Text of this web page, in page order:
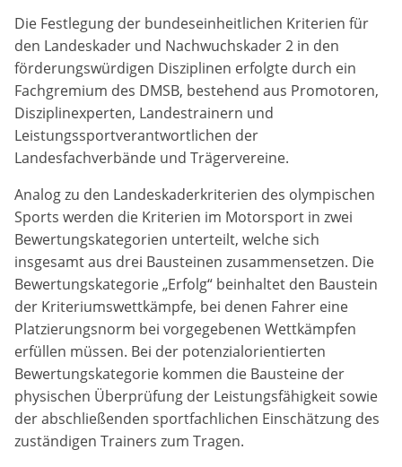
Die Festlegung der bundeseinheitlichen Kriterien für
den Landeskader und Nachwuchskader 2 in den
förderungswürdigen Disziplinen erfolgte durch ein
Fachgremium des DMSB, bestehend aus Promotoren,
Disziplinexperten, Landestrainern und
Leistungssportverantwortlichen der
Landesfachverbände und Trägervereine.
Analog zu den Landeskaderkriterien des olympischen
Sports werden die Kriterien im Motorsport in zwei
Bewertungskategorien unterteilt, welche sich
insgesamt aus drei Bausteinen zusammensetzen. Die
Bewertungskategorie „Erfolg“ beinhaltet den Baustein
der Kriteriumswettkämpfe, bei denen Fahrer eine
Platzierungsnorm bei vorgegebenen Wettkämpfen
erfüllen müssen. Bei der potenzialorientierten
Bewertungskategorie kommen die Bausteine der
physischen Überprüfung der Leistungsfähigkeit sowie
der abschließenden sportfachlichen Einschätzung des
zuständigen Trainers zum Tragen.
gw-cookie-bgimage
Anbieter:
DMSB
Zweck:
Dieser Cookie speichert Informationen zu
Cookie Laufzeit:
24 Stunden
Cookie Consent
Name:
cookie_consent
Anbieter:
DMSB